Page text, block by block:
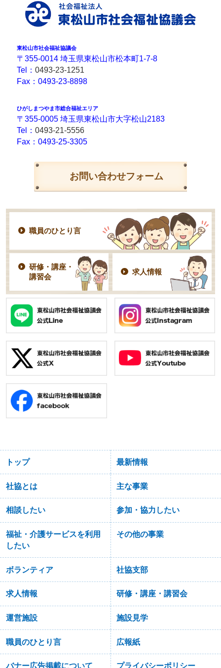
東松山市社会福祉協議会
〒355-0014 埼玉県東松山市松本町1-7-8
Tel： 0493-23-1251
Fax：0493-23-8898
ひがしまつやま市総合福祉エリア
〒355-0005 埼玉県東松山市大字松山2183
Tel： 0493-21-5556
Fax：0493-25-3305
お問い合わせフォーム
職員のひとり言
研修・講座・
講習会
求人情報
トップ 最新情報
社協とは 主な事業
相談したい 参加・協力したい
福祉・介護サービスを利用
したい
その他の事業
ボランティア 社協支部
求人情報 研修・講座・講習会
運営施設 施設見学
職員のひとり言 広報紙
バナー広告掲載について プライバシーポリシー